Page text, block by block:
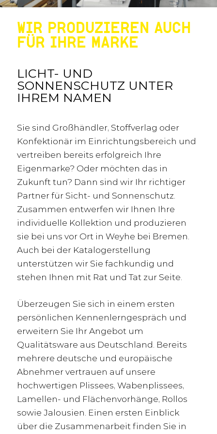
WIR PRODUZIEREN AUCH
FÜR IHRE MARKE
LICHT- UND
SONNENSCHUTZ UNTER
IHREM NAMEN
Sie sind Großhändler, Stoffverlag oder
Konfektionär im Einrichtungsbereich und
vertreiben bereits erfolgreich Ihre
Eigenmarke? Oder möchten das in
Zukunft tun? Dann sind wir Ihr richtiger
Partner für Sicht- und Sonnenschutz.
Zusammen entwerfen wir Ihnen Ihre
individuelle Kollektion und produzieren
sie bei uns vor Ort in Weyhe bei Bremen.
Auch bei der Katalogerstellung
unterstützen wir Sie fachkundig und
stehen Ihnen mit Rat und Tat zur Seite.
Überzeugen Sie sich in einem ersten
persönlichen Kennenlerngespräch und
erweitern Sie Ihr Angebot um
Qualitätsware aus Deutschland. Bereits
mehrere deutsche und europäische
Abnehmer vertrauen auf unsere
hochwertigen Plissees, Wabenplissees,
Lamellen- und Flächenvorhänge, Rollos
sowie Jalousien. Einen ersten Einblick
über die Zusammenarbeit finden Sie in